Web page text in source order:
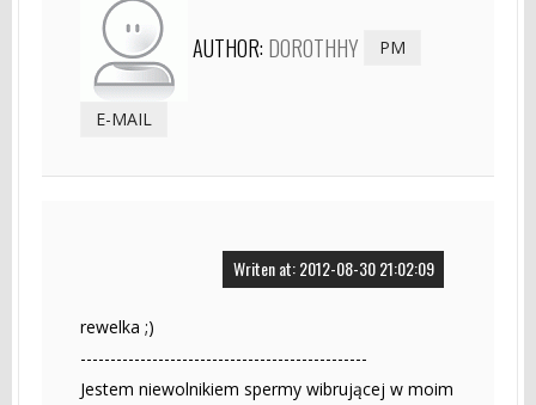
AUTHOR: DOROTHHY PM
E-MAIL
Writen at: 2012-08-30 21:02:09
rewelka ;)
------------------------------------------------
Jestem niewolnikiem spermy wibrującej w moim